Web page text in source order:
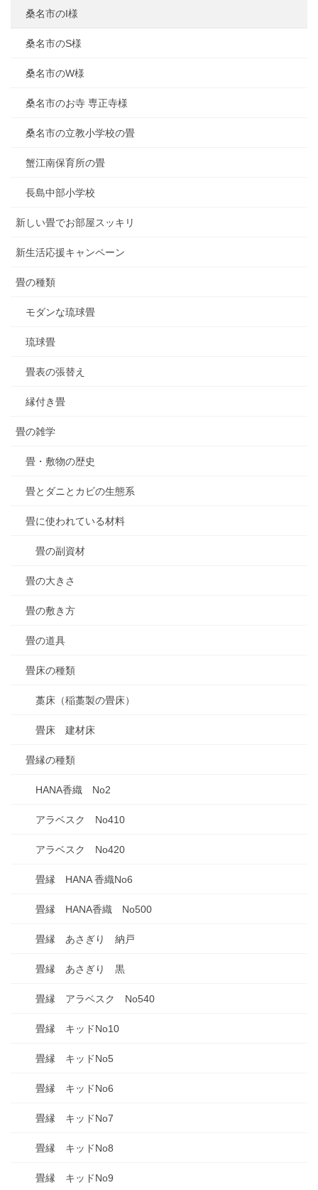
桑名市のI様
桑名市のS様
桑名市のW様
桑名市のお寺 専正寺様
桑名市の立教小学校の畳
蟹江南保育所の畳
長島中部小学校
新しい畳でお部屋スッキリ
新生活応援キャンペーン
畳の種類
モダンな琉球畳
琉球畳
畳表の張替え
縁付き畳
畳の雑学
畳・敷物の歴史
畳とダニとカビの生態系
畳に使われている材料
畳の副資材
畳の大きさ
畳の敷き方
畳の道具
畳床の種類
藁床（稲藁製の畳床）
畳床 建材床
畳縁の種類
HANA香織 No2
アラベスク No410
アラベスク No420
畳縁 HANA 香織No6
畳縁 HANA香織 No500
畳縁 あさぎり 納戸
畳縁 あさぎり 黒
畳縁 アラベスク No540
畳縁 キッドNo10
畳縁 キッドNo5
畳縁 キッドNo6
畳縁 キッドNo7
畳縁 キッドNo8
畳縁 キッドNo9